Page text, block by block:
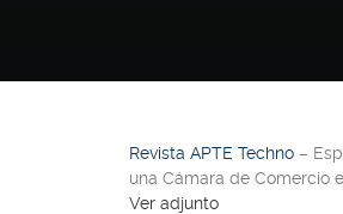
Revista APTE Techno –
una Cámara de Comercio
Ver adjunto